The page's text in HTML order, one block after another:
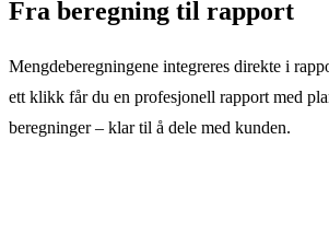
Fra beregning til rapport
Mengdeberegningene integreres direkte i
ett klikk får du en profesjonell rapport med
beregninger – klar til å dele med kunden.